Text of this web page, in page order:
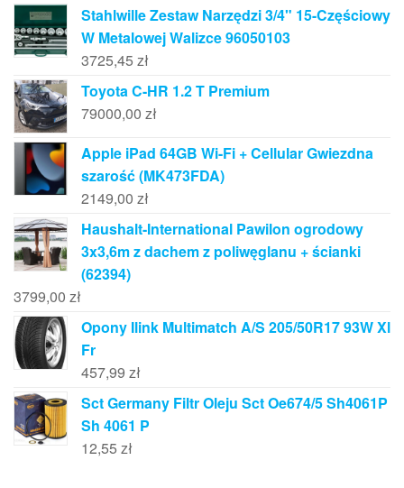
Stahlwille Zestaw Narzędzi 3/4" 15-Częściowy
W Metalowej Walizce 96050103
3725,45 zł
Toyota C-HR 1.2 T Premium
79000,00 zł
Apple iPad 64GB Wi-Fi + Cellular Gwiezdna
szarość (MK473FDA)
2149,00 zł
Haushalt-International Pawilon ogrodowy
3x3,6m z dachem z poliwęglanu + ścianki
(62394)
3799,00 zł
Opony Ilink Multimatch A/S 205/50R17 93W Xl
Fr
457,99 zł
Sct Germany Filtr Oleju Sct Oe674/5 Sh4061P
Sh 4061 P
12,55 zł